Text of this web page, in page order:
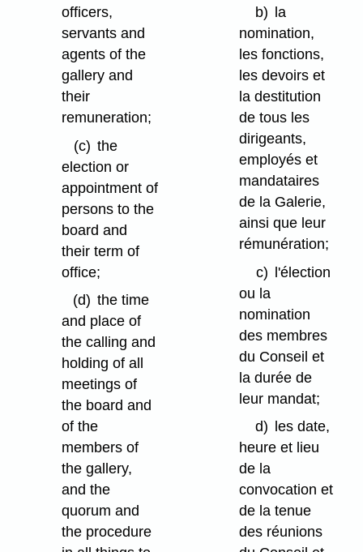
officers,
servants and
agents of the
gallery and
their
remuneration;
(c) the
election or
appointment of
persons to the
board and
their term of
office;
(d) the time
and place of
the calling and
holding of all
meetings of
the board and
of the
members of
the gallery,
and the
quorum and
the procedure
b) la
nomination,
les fonctions,
les devoirs et
la destitution
de tous les
dirigeants,
employés et
mandataires
de la Galerie,
ainsi que leur
rémunération;
c) l'élection
ou la
nomination
des membres
du Conseil et
la durée de
leur mandat;
d)
les date,
heure et lieu
de la
convocation et
de la tenue
des réunions